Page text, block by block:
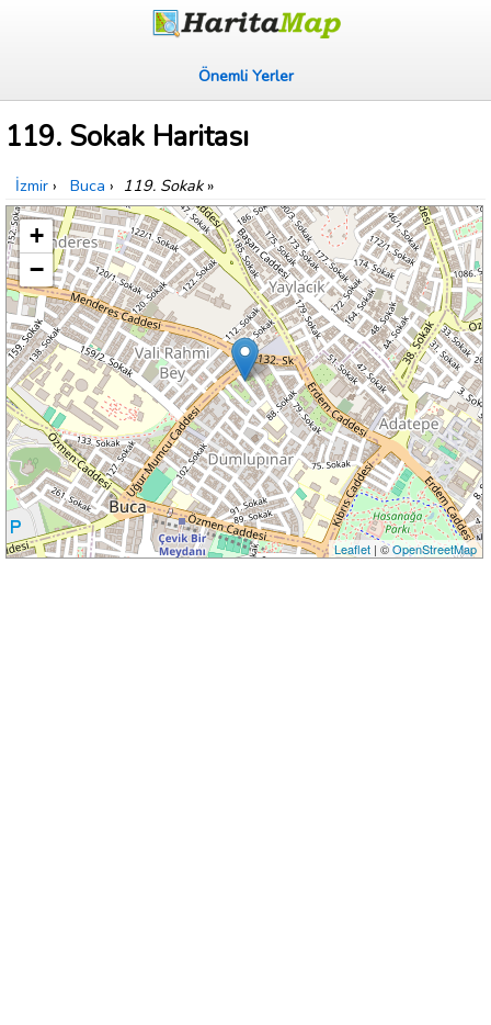
Önemli Yerler
119. Sokak Haritası
İzmir › Buca › 119. Sokak»
+
−
Leaflet| ©OpenStreetMap